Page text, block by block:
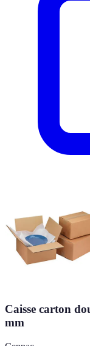
Caisse carton
mm